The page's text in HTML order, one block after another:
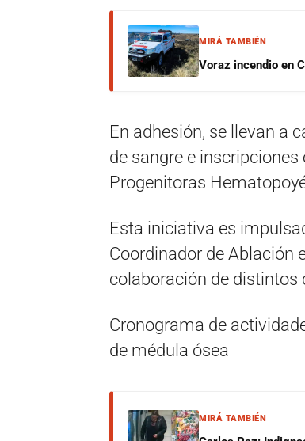
MIRÁ TAMBIÉN
Voraz incendio en
En adhesión, se llevan a
de sangre e
Progenitoras
Esta iniciativa es
Coordinador de Ablación
colaboración de distintos
Cronograma de
de médula ósea
MIRÁ TAMBIÉN